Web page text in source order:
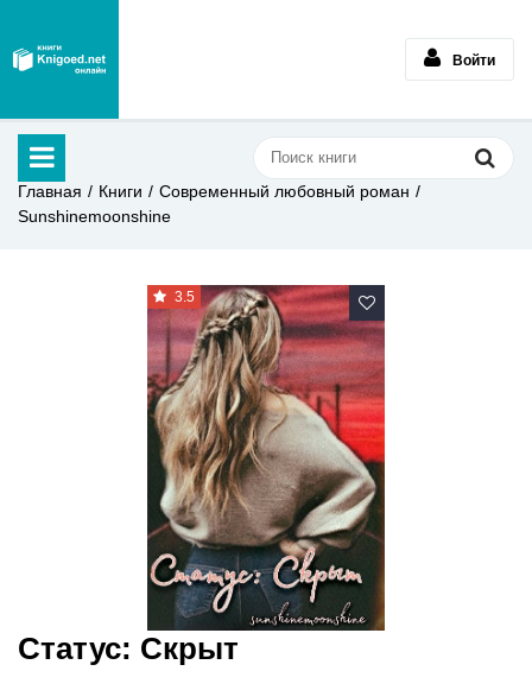
Войти
Главная Книги
Современный любовный роман
Sunshinemoonshine
3.5
Статус: Скрыт